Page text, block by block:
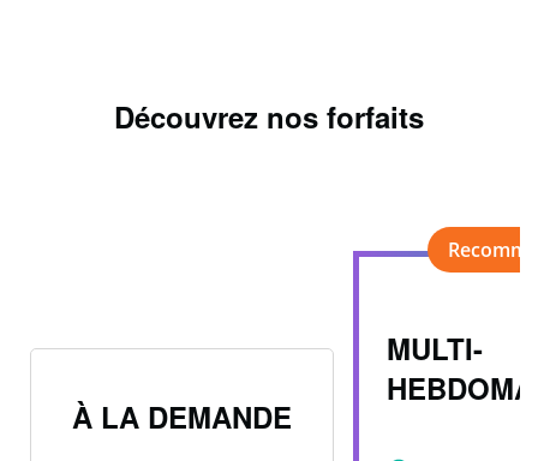
Découvrez nos forfaits
MULTI-
À LA DEMANDE